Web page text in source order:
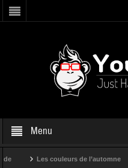
Menu
Les couleurs de l’automne